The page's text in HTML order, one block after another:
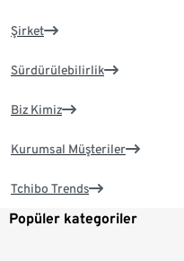
Şirket
Sürdürülebilirlik
Biz Kimiz
Kurumsal Müşteriler
Tchibo Trends
Popüler kategoriler